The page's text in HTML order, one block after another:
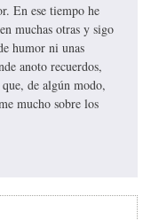
En ese tiempo he
muchas otras y sigo
humor ni unas
anoto recuerdos,
de algún modo,
mucho sobre los